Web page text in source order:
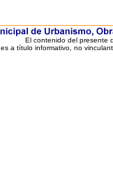
El contenido del presente
es a título informativo, no